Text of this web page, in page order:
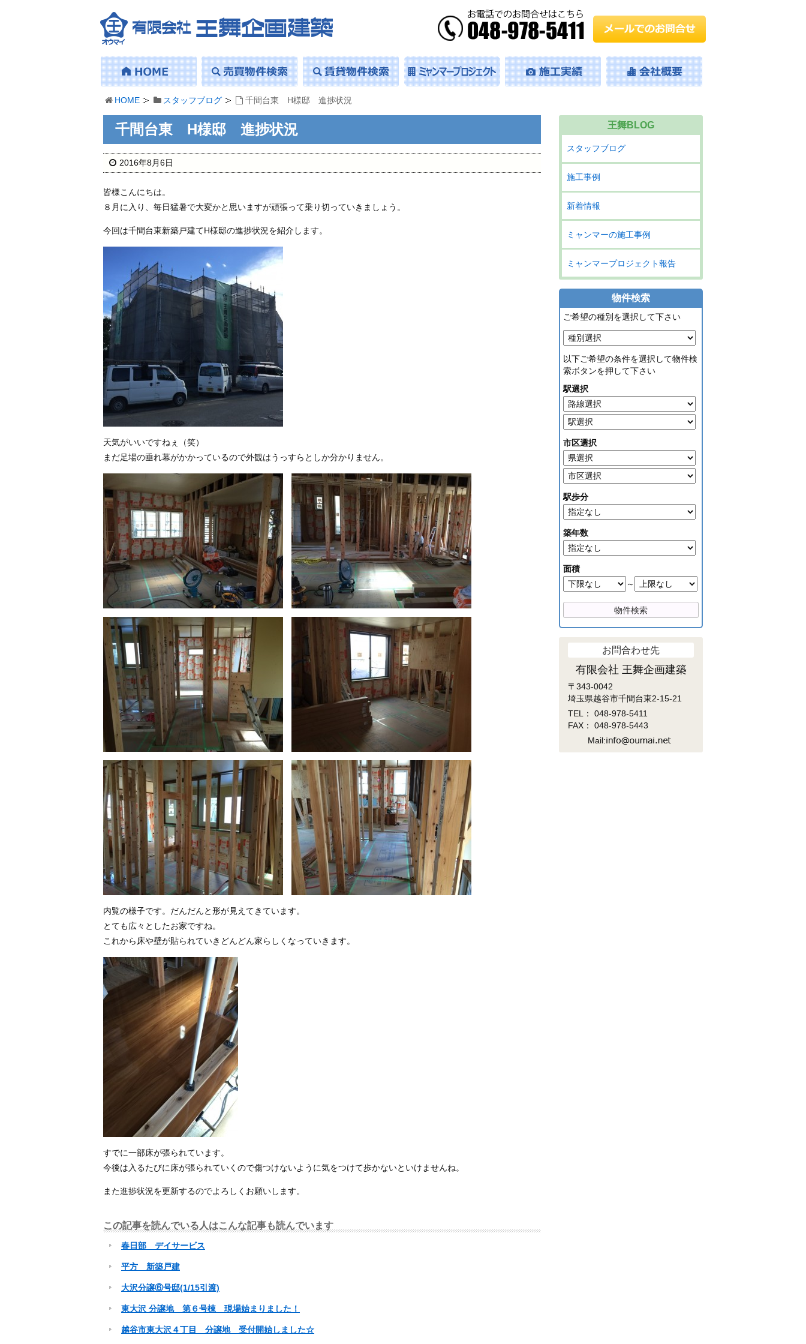
HOME スタッフブログ 千間台東 H様邸 進捗状況
千間台東 H様邸 進捗状況
2016年8月6日
皆様こんにちは。
８月に入り、毎日猛暑で大変かと思いますが頑張って乗り切っていきましょう。
今回は千間台東新築戸建てH様邸の進捗状況を紹介します。
天気がいいですねぇ（笑）
まだ足場の垂れ幕がかかっているので外観はうっすらとしか分かりません。
内覧の様子です。だんだんと形が見えてきています。
とても広々としたお家ですね。
これから床や壁が貼られていきどんどん家らしくなっていきます。
すでに一部床が張られています。
今後は入るたびに床が張られていくので傷つけないように気をつけて歩かないといけませんね。
また進捗状況を更新するのでよろしくお願いします。
この記事を読んでいる人はこんな記事も読んでいます
春日部 デイサービス
平方 新築戸建
大沢分譲⑥号邸(1/15引渡)
東大沢 分譲地 第６号棟 現場始まりました！
越谷市東大沢４丁目 分譲地 受付開始しました☆
王舞BLOG
スタッフブログ
施工事例
新着情報
ミャンマーの施工事例
ミャンマープロジェクト報告
物件検索
ご希望の種別を選択して下さい
以下ご希望の条件を選択して物件検
索ボタンを押して下さい
駅選択
市区選択
駅歩分
築年数
面積
～
お問合わせ先
有限会社 王舞企画建築
〒343-0042
埼玉県越谷市千間台東2-15-21
TEL： 048-978-5411
FAX： 048-978-5443
Mail: